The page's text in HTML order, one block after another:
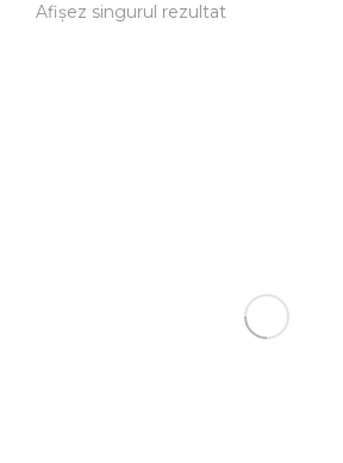
Afișez singurul rezultat